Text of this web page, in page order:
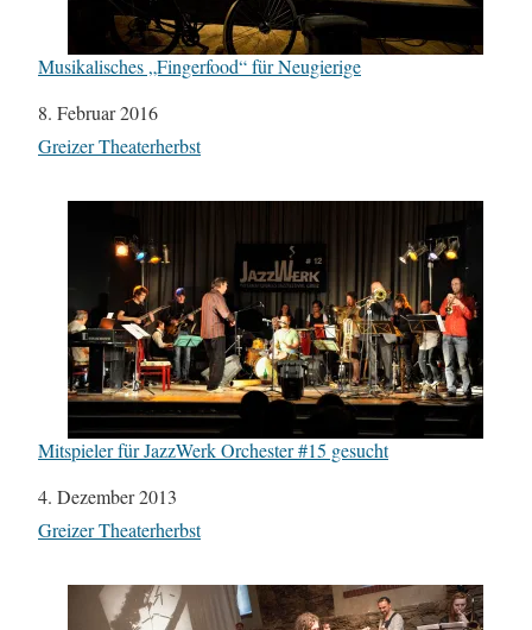
Musikalisches „Fingerfood“ für Neugierige
Datum
8. Februar 2016
In Bezug auf
Greizer Theaterherbst
Mitspieler für JazzWerk Orchester #15 gesucht
Datum
4. Dezember 2013
In Bezug auf
Greizer Theaterherbst